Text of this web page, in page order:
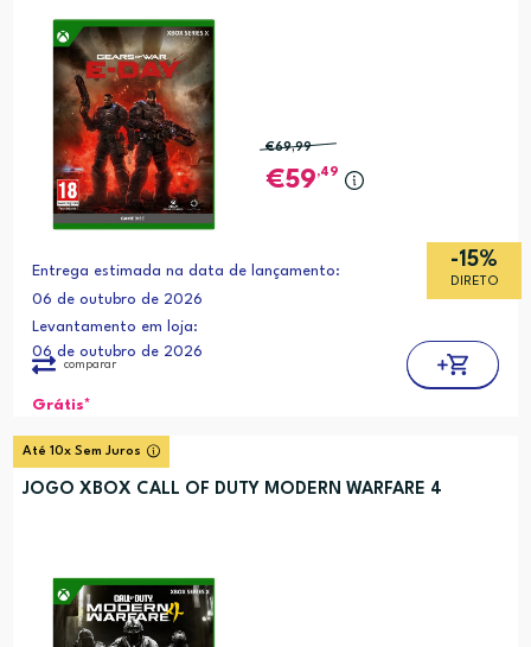
-15%
DIRETO
€69,99
59,49
Entrega estimada na data de lançamento:
06 de outubro de 2026
Levantamento em loja:
06 de outubro de 2026
Grátis*
comparar
Até 10x Sem Juros
JOGO XBOX CALL OF DUTY MODERN WARFARE 4